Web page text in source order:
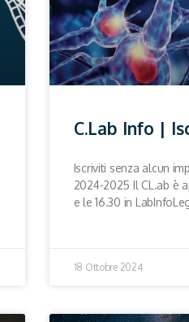
C.Lab Info |
Iscriviti senza alcun
2024-2025 Il CL.ab è
e le 16.30 in
18 Ottobre 2024